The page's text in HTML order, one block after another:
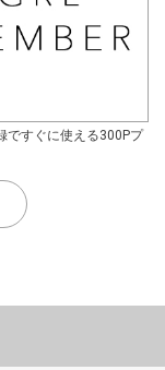
ですぐに使える300Pプ